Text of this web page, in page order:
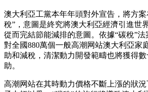
澳大利亞工黨本年年頭對外宣告，將方
稅”，意圖是終究將澳大利亞經濟引進世
從而完結節能減排的意圖。依據“碳稅”
對全國880萬個一般高潮网站澳大利亞家
助和減稅，清潔動力開發範疇也將獲得
助。
高潮网站在其時動力價格不斷上漲的狀